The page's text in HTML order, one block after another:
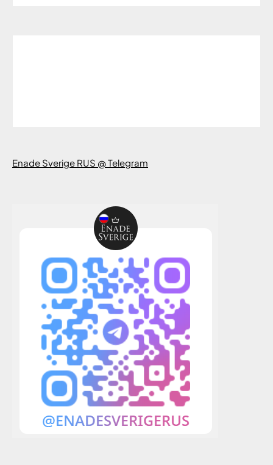
Enade Sverige RUS @ Telegram